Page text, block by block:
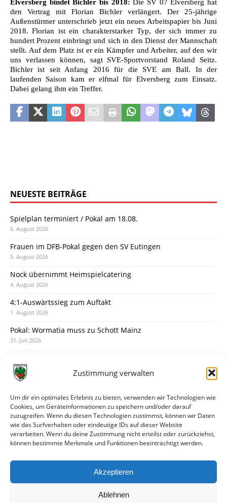
Zustimmung verwalten
Um dir ein optimales Erlebnis zu bieten, verwenden wir Technologien wie
Cookies, um Geräteinformationen zu speichern und/oder darauf
zuzugreifen. Wenn du diesen Technologien zustimmst, können wir Daten
wie das Surfverhalten oder eindeutige IDs auf dieser Website
verarbeiten. Wenn du deine Zustimmung nicht erteilst oder zurückziehst,
können bestimmte Merkmale und Funktionen beeinträchtigt werden.
Akzeptieren
Ablehnen
Elversberg bindet Bichler bis 2018: Die SV 07 Elversberg hat
den Vertrag mit Florian Bichler verlängert. Der 25-jährige
Außenstürmer unterschrieb jetzt ein neues Arbeitspapier bis Juni
2018. Florian ist ein charakterstarker Typ, der sich immer zu
hundert Prozent einbringt und sich in den Dienst der Mannschaft
stellt. Auf dem Platz ist er ein Kämpfer und Arbeiter, auf den wir
uns verlassen können, sagt SVE-Sportvorstand Roland Seitz.
Bichler ist seit Anfang 2016 für die SVE am Ball. In der
laufenden Saison kam er elfmal für Elversberg zum Einsatz.
Dabei gelang ihm ein Treffer.
NEUESTE BEITRÄGE
Spielplan terminiert / Pokal am 18.08.
6. August 2026
Frauen im DFB-Pokal gegen den SV Eutingen
5. August 2026
Nock übernimmt Heimspielcatering
4. August 2026
4:1-Auswärtssieg zum Auftakt
1. August 2026
Pokal: Wormatia muss zu Schott Mainz
31. Juli 2026
30. Juli 2026
28. Juli 2026
Neuer Rückensponsor
28. Juli 2026
Neue Podcast-Folge: So tickt Björn!
Eindrücke vom Stadionfest
27. Juli 2026